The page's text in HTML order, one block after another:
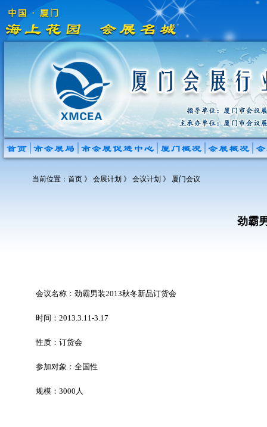
当前位置： 首页 》 会展计划 》 会议计划 》 厦门会议
劲霸
会议名称：劲霸男装2013秋冬新品订货会
时间：2013.3.11-3.17
性质：订货会
参加对象：全国性
规模：3000人